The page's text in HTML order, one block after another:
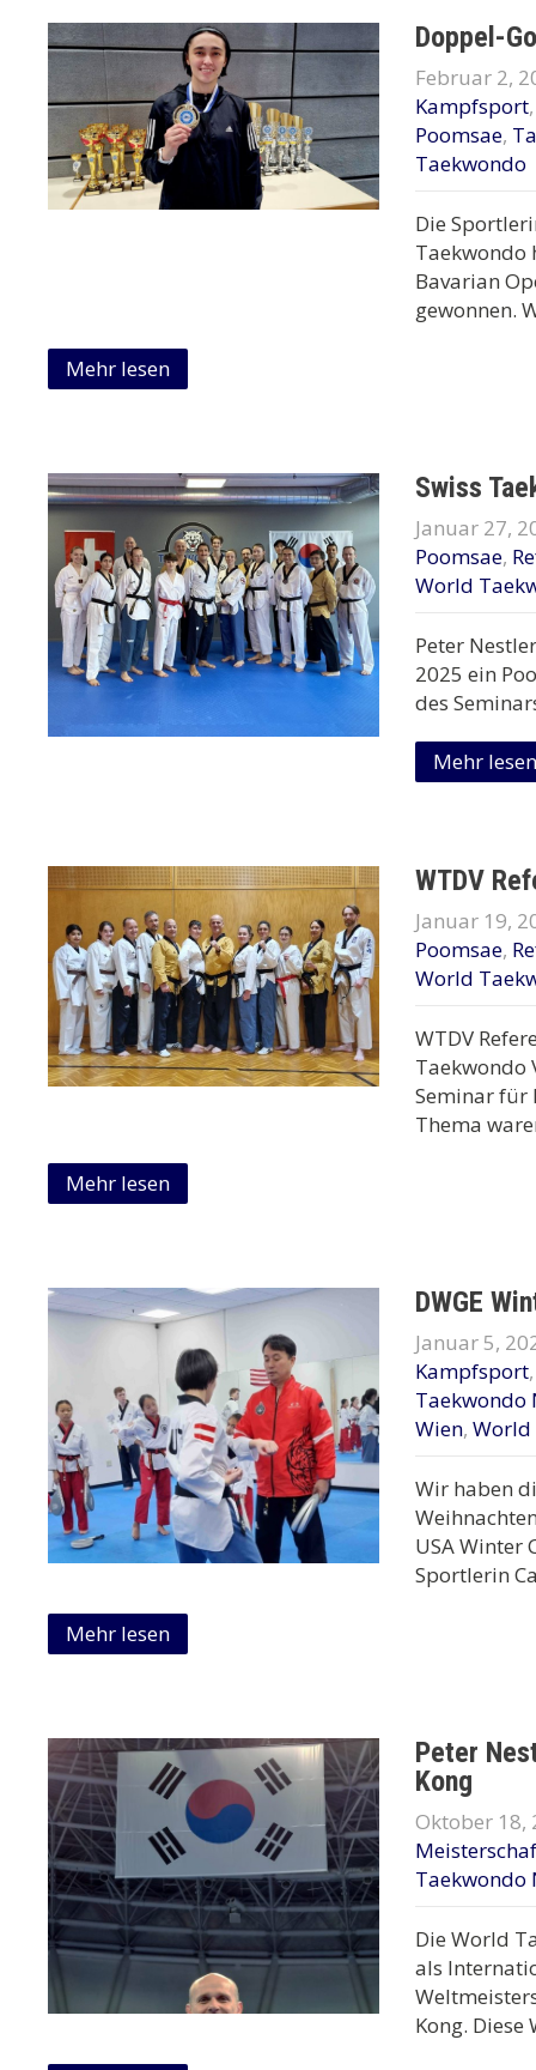
Doppel-
Februar 2,
Kampfsport
Poomsae,
Taekwondo
Die
Taekwondo
Bavarian
gewonnen.
Mehr lesen
Swiss
Januar 27,
Poomsae,
World
Peter
2025 ein
des
Mehr lesen
WTDV
Januar 19,
Poomsae,
World
WTDV
Taekwondo
Seminar für
Thema
Mehr lesen
DWGE
Januar 5,
Kampfsport
Taekwondo
Wien, World
Wir haben
USA Winter
Sportlerin
Mehr lesen
Peter
Kong
Oktober 18,
Taekwondo
Die World
als
Kong.